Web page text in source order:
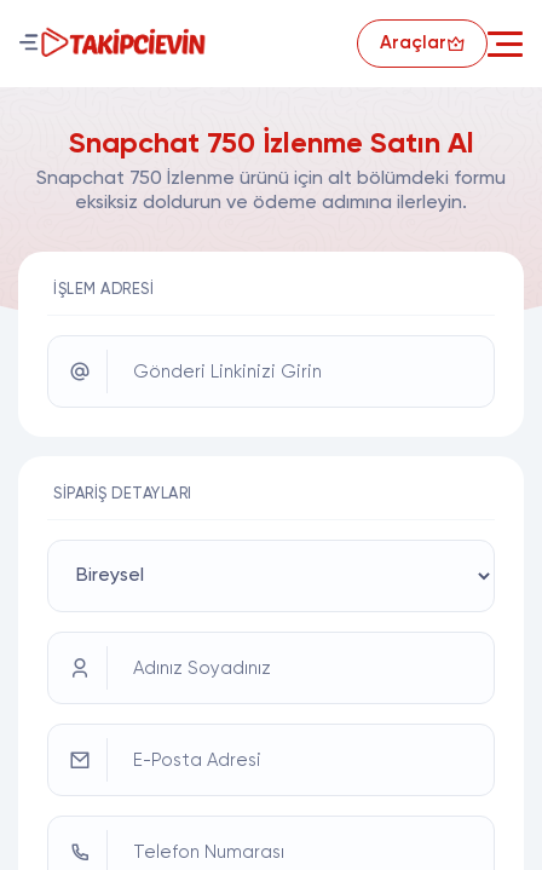
Araçlar
Snapchat 750 İzlenme Satın Al
Snapchat 750 İzlenme ürünü için alt bölümdeki formu
eksiksiz doldurun ve ödeme adımına ilerleyin.
İŞLEM ADRESI
Gönderi Linkinizi Girin
SIPARIŞ DETAYLARI
Adınız Soyadınız
E-Posta Adresi
Telefon Numarası